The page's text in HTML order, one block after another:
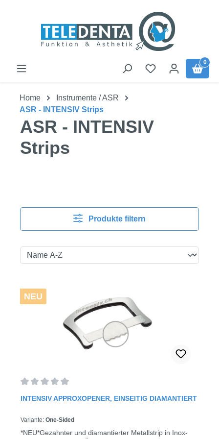
0
Home
Instrumente / ASR
ASR - INTENSIV Strips
ASR - INTENSIV
Strips
Produkte filtern
NEU
INTENSIV APPROXOPENER, EINSEITIG DIAMANTIERT
Variante: One-Sided
*NEU*Gezahnter und diamantierter Metallstrip in Inox-